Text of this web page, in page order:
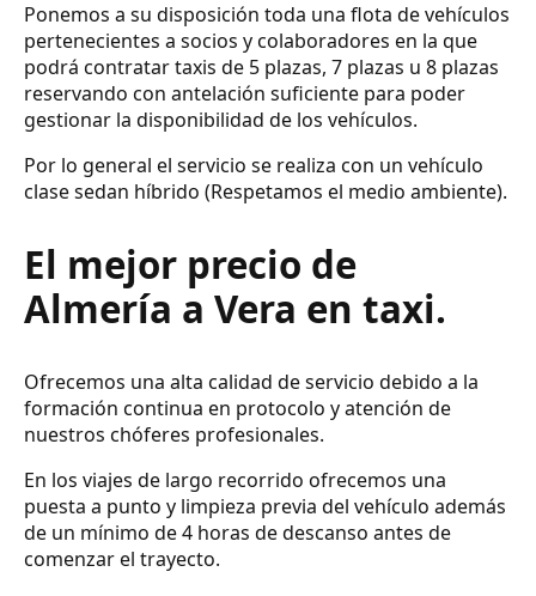
Ponemos a su disposición toda una flota de vehículos
pertenecientes a socios y colaboradores en la que
podrá contratar taxis de 5 plazas, 7 plazas u 8 plazas
reservando con antelación suficiente para poder
gestionar la disponibilidad de los vehículos.
Por lo general el servicio se realiza con un vehículo
clase sedan híbrido (Respetamos el medio ambiente).
El mejor precio de
Almería a Vera en taxi.
Ofrecemos una alta calidad de servicio debido a la
formación continua en protocolo y atención de
nuestros chóferes profesionales.
En los viajes de largo recorrido ofrecemos una
puesta a punto y limpieza previa del vehículo además
de un mínimo de 4 horas de descanso antes de
comenzar el trayecto.